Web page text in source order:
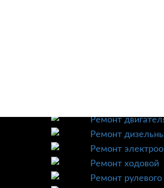
Техническое
Ремонт
Ремонт
Ремонт
Ремонт
Ремонт ходовой
Ремонт